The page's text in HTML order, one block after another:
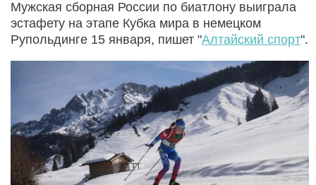
Мужская сборная России по биатлону выиграла
эстафету на этапе Кубка мира в немецком
Рупольдинге 15 января, пишет "Алтайский спорт".